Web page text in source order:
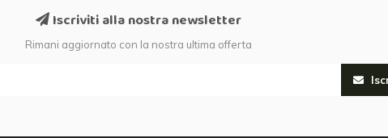
Iscriviti alla nostra newsletter
Rimani aggiornato con la nostra ultima offerta